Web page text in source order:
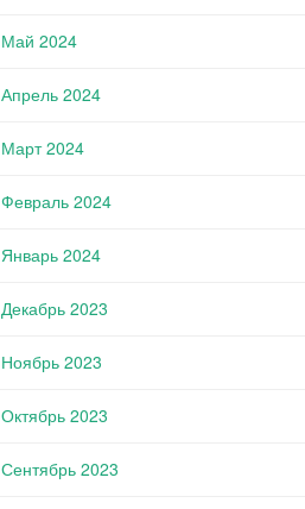
Май 2024
Апрель 2024
Март 2024
Февраль 2024
Январь 2024
Декабрь 2023
Ноябрь 2023
Октябрь 2023
Сентябрь 2023